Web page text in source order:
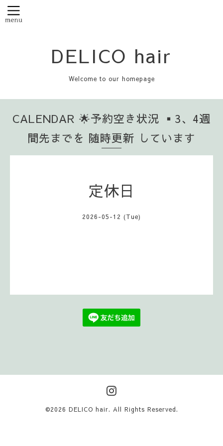
DELICO hair
Welcome to our homepage
CALENDAR 🌟予約空き状況 ▪️3、4週
間先までを 随時更新 しています
定休日
2026-05-12 (Tue)
©2026 DELICO hair. All Rights Reserved.